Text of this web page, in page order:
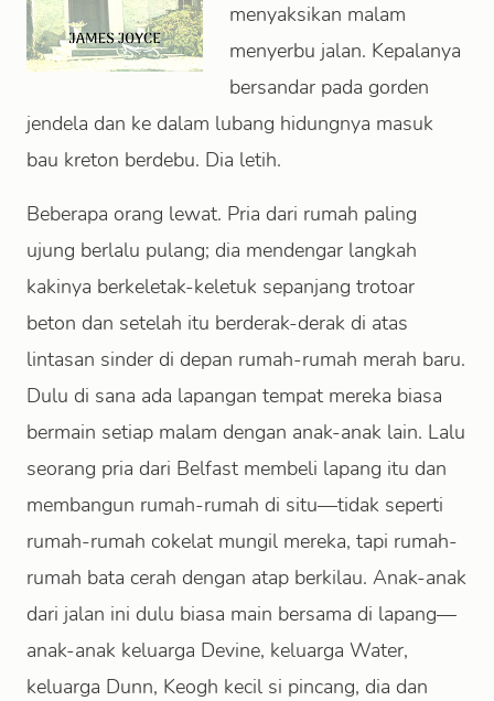
menyaksikan malam
menyerbu jalan. Kepalanya
bersandar pada gorden
jendela dan ke dalam lubang hidungnya masuk
bau kreton berdebu. Dia letih.
Beberapa orang lewat. Pria dari rumah paling
ujung berlalu pulang; dia mendengar langkah
kakinya berkeletak-keletuk sepanjang trotoar
beton dan setelah itu berderak-derak di atas
lintasan sinder di depan rumah-rumah merah baru.
Dulu di sana ada lapangan tempat mereka biasa
bermain setiap malam dengan anak-anak lain. Lalu
seorang pria dari Belfast membeli lapang itu dan
membangun rumah-rumah di situ—tidak seperti
rumah-rumah cokelat mungil mereka, tapi rumah-
rumah bata cerah dengan atap berkilau. Anak-anak
dari jalan ini dulu biasa main bersama di lapang—
anak-anak keluarga Devine, keluarga Water,
keluarga Dunn, Keogh kecil si pincang, dia dan